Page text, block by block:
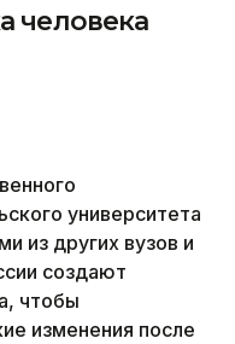
человека
университета
из других вузов и
создают
чтобы
изменения после